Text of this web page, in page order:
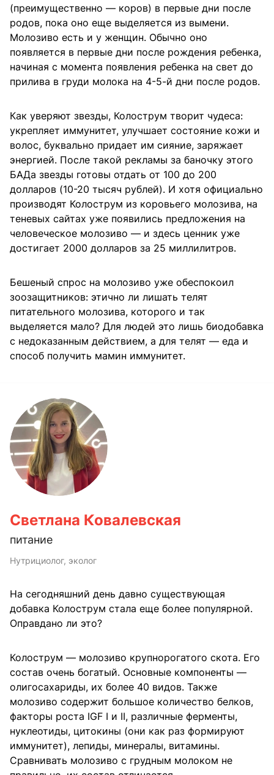
(преимущественно — коров) в первые дни после
родов, пока оно еще выделяется из вымени.
Молозиво есть и у женщин. Обычно оно
появляется в первые дни после рождения ребенка,
начиная с момента появления ребенка на свет до
прилива в груди молока на 4-5-й дни после родов.
Как уверяют звезды, Колострум творит чудеса:
укрепляет иммунитет, улучшает состояние кожи и
волос, буквально придает им сияние, заряжает
энергией. После такой рекламы за баночку этого
БАДа звезды готовы отдать от 100 до 200
долларов (10-20 тысяч рублей). И хотя официально
производят Колострум из коровьего молозива, на
теневых сайтах уже появились предложения на
человеческое молозиво — и здесь ценник уже
достигает 2000 долларов за 25 миллилитров.
Бешеный спрос на молозиво уже обеспокоил
зоозащитников: этично ли лишать телят
питательного молозива, которого и так
выделяется мало? Для людей это лишь биодобавка
с недоказанным действием, а для телят — еда и
способ получить мамин иммунитет.
Светлана Ковалевская
питание
Нутрициолог, эколог
На сегодняшний день давно существующая
добавка Колострум стала еще более популярной.
Оправдано ли это?
Колострум — молозиво крупнорогатого скота. Его
состав очень богатый. Основные компоненты —
олигосахариды, их более 40 видов. Также
молозиво содержит большое количество белков,
факторы роста IGF I и II, различные ферменты,
нуклеотиды, цитокины (они как раз формируют
иммунитет), лепиды, минералы, витамины.
Сравнивать молозиво с грудным молоком не